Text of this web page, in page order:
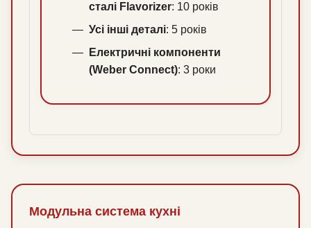
сталі Flavorizer: 10 років
Усі інші деталі: 5 років
Електричні компоненти
(Weber Connect): 3 роки
Модульна система кухні